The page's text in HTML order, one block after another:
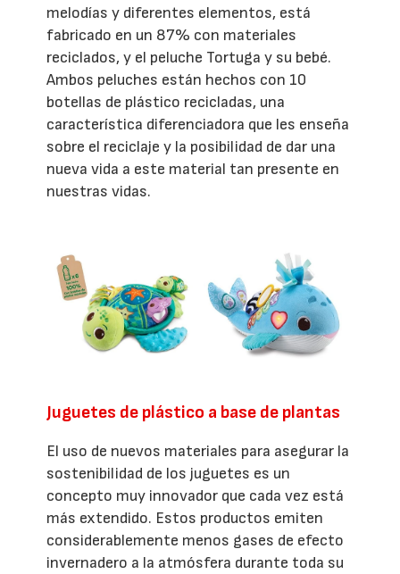
melodías y diferentes elementos, está
fabricado en un 87% con materiales
reciclados, y el peluche Tortuga y su bebé.
Ambos peluches están hechos con 10
botellas de plástico recicladas, una
característica diferenciadora que les enseña
sobre el reciclaje y la posibilidad de dar una
nueva vida a este material tan presente en
nuestras vidas.
Juguetes de plástico a base de plantas
El uso de nuevos materiales para asegurar la
sostenibilidad de los juguetes es un
concepto muy innovador que cada vez está
más extendido. Estos productos emiten
considerablemente menos gases de efecto
invernadero a la atmósfera durante toda su